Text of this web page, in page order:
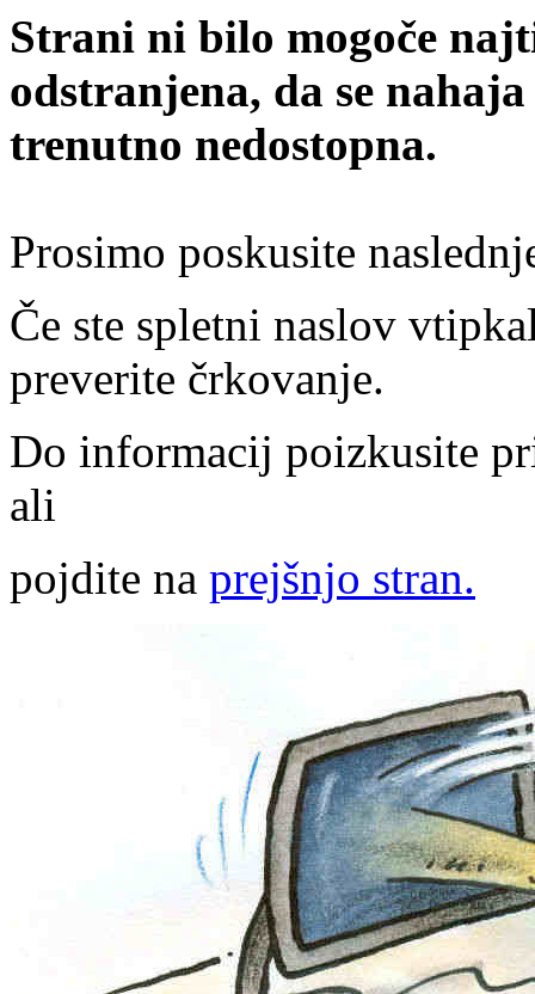
Strani ni bilo mogoče
odstranjena, da se
trenutno nedostopna.
Prosimo poskusite
Če ste spletni naslov
preverite črkovanje.
Do informacij poizkusite
ali
pojdite na prejšnjo stran.